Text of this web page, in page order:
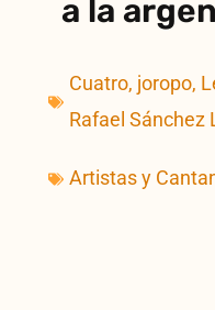
a la
Cuatro, joropo,
Rafael Sánchez
Artistas y